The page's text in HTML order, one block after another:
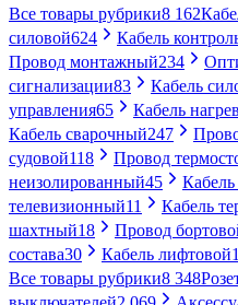
Все товары рубрики8 162
силовой624 Кабель
Провод монтажный234
сигнализации83 Кабель
управления65 Кабель
Кабель сварочный247
судовой118 Провод
неизолированный45
телевизионный11 Кабель
шахтный18 Провод
состава30 Кабель лифтовой
Все товары рубрики8 348